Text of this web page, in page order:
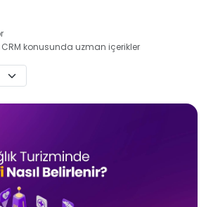
konusunda uzman içerikler